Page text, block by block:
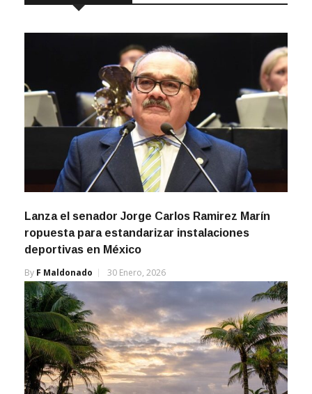
Lanza el senador Jorge Carlos Ramirez Marín
ropuesta para estandarizar instalaciones
deportivas en México
By F Maldonado 30 Enero, 2026